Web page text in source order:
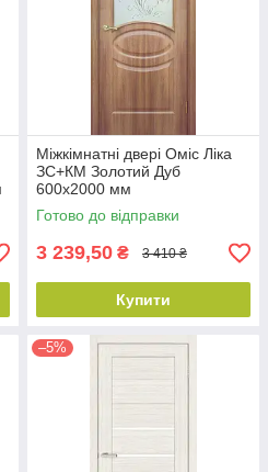
Міжкімнатні двері Оміс Ліка
ЗС+КМ Золотий Дуб
600х2000 мм
Готово до відправки
3 239,50 ₴ 3 410 ₴
Купити
–5%